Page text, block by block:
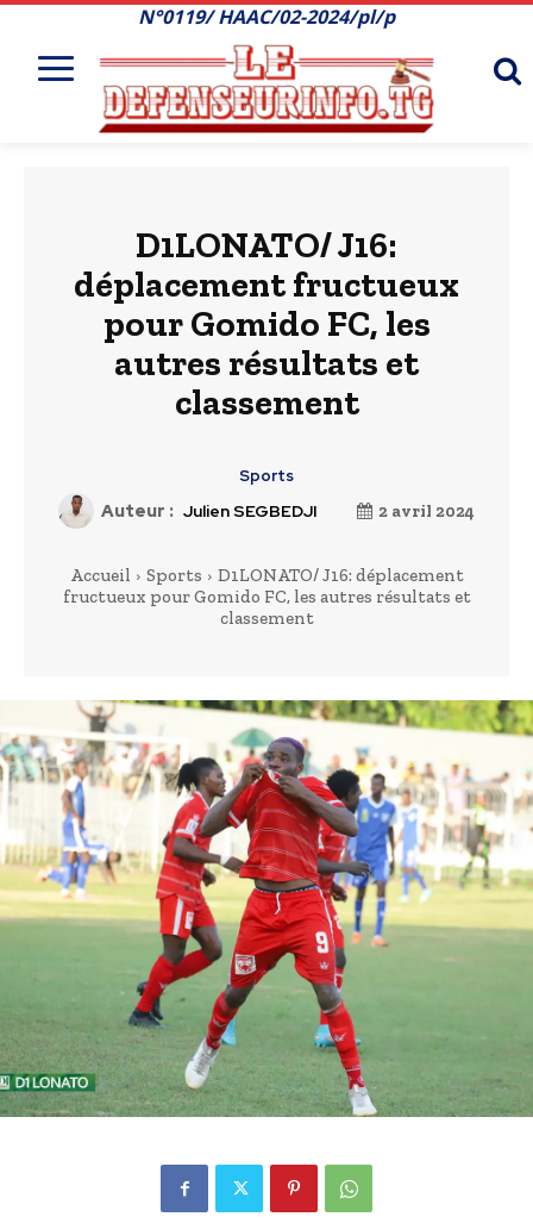
N°0119/ HAAC/02-2024/pl/p
D1LONATO/ J16:
déplacement fructueux
pour Gomido FC, les
autres résultats et
classement
Sports
Auteur : Julien SEGBEDJI 2 avril 2024
Accueil Sports
D1LONATO/ J16: déplacement
fructueux pour Gomido FC, les autres résultats et
classement